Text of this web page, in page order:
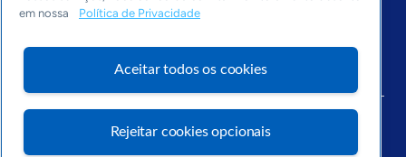
Inovação & Tecnologia
Cultura empreendedora
Arquivo
em nossa
Política de Privacidade
Aceitar todos os cookies
Rejeitar cookies opcionais